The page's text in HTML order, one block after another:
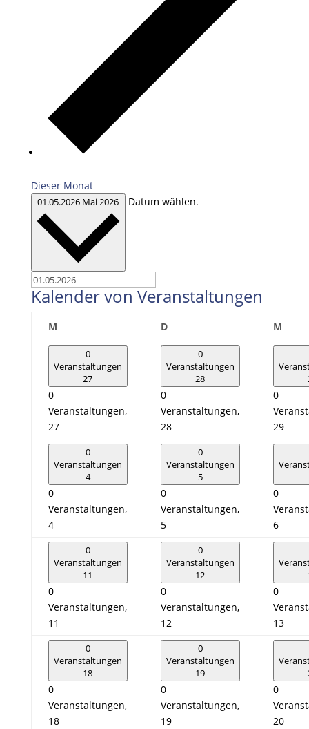
Dieser Monat
01.05.2026 Mai 2026 Datum wählen.
Kalender von Veranstaltungen
MMontag DDienstag M
0
Veranstaltungen
27
0
Veranstaltungen,
27
0
Veranstaltungen
28
0
Veranstaltungen,
28
0
29
0
Veranstaltungen
4
0
Veranstaltungen,
4
0
Veranstaltungen
5
0
Veranstaltungen,
5
0
6
0
Veranstaltungen
11
0
Veranstaltungen,
11
0
Veranstaltungen
12
0
Veranstaltungen,
12
0
13
0
Veranstaltungen
18
0
Veranstaltungen,
18
0
Veranstaltungen
19
0
Veranstaltungen,
19
0
20